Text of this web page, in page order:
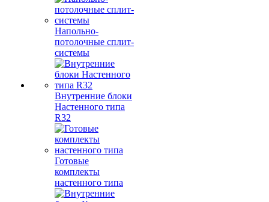
Напольно-
потолочные сплит-
системы
Внутренние блоки
Настенного типа
R32
Готовые
комплекты
настенного типа